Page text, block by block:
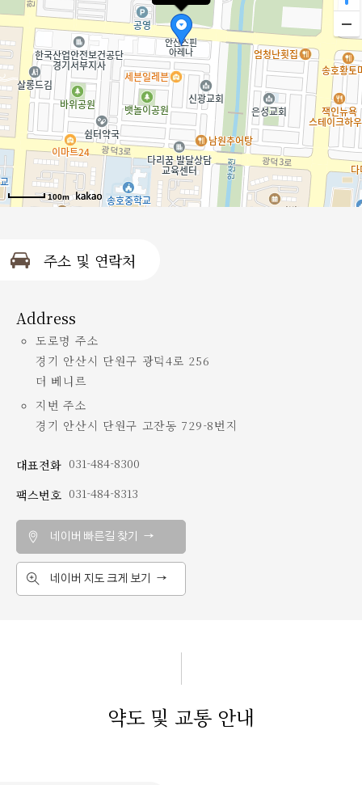
100m
주소 및 연락처
Address
도로명 주소
경기 안산시 단원구 광덕4로 256
더 베니르
지번 주소
경기 안산시 단원구 고잔동 729-8번지
대표전화 031-484-8300
팩스번호 031-484-8313
네이버 빠른길 찾기 →
네이버 지도 크게 보기 →
약도 및 교통 안내